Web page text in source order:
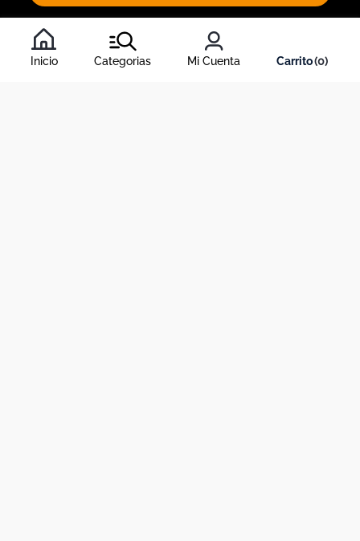
Inicio Categorias Mi Cuenta 0
Al inscribirte al newsletter, aceptas nuestros
condiciones
, y nuestrapolítica de tratamiento de información